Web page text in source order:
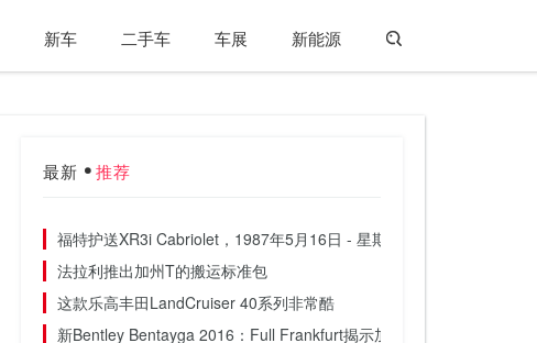
新车 二手车 车展 新能源
最新 推荐
福特护送XR3i Cabriolet，1987年5月16日 - 星期四回落
法拉利推出加州T的搬运标准包
这款乐高丰田LandCruiser 40系列非常酷
新Bentley Bentayga 2016：Full Frankfurt揭示加最新信息